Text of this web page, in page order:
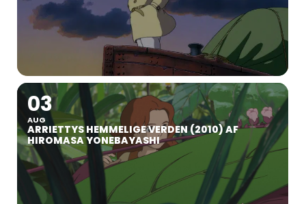
03
AUG
ARRIETTYS HEMMELIGE VERDEN (2010) AF
HIROMASA YONEBAYASHI